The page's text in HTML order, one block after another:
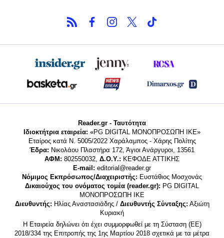
Reader.gr - Ταυτότητα
Ιδιοκτήτρια εταιρεία: «PG DIGITAL MONΟΠΡΟΣΩΠΗ ΙΚΕ»
Εταίρος κατά Ν. 5005/2022 Χαράλαμπος - Χάρης Πολίτης
Έδρα: Νικολάου Πλαστήρα 172, Άγιοι Ανάργυροι, 13561
ΑΦΜ: 802550032, Δ.Ο.Υ.: ΚΕΦΟΔΕ ΑΤΤΙΚΗΣ
E-mail: editorial@reader.gr
Νόμιμος Εκπρόσωπος/Διαχειριστής: Ευστάθιος Μοσχονάς
Δικαιούχος του ονόματος τομέα (reader.gr): PG DIGITAL
MONΟΠΡΟΣΩΠΗ ΙΚΕ
Διευθυντής: Ηλίας Αναστασιάδης / Διευθυντής Σύνταξης: Αξιώτη
Κυριακή
Η Εταιρεία δηλώνει ότι έχει συμμορφωθεί με τη Σύσταση (ΕΕ)
2018/334 της Επιτροπής της 1ης Μαρτίου 2018 σχετικά με τα μέτρα